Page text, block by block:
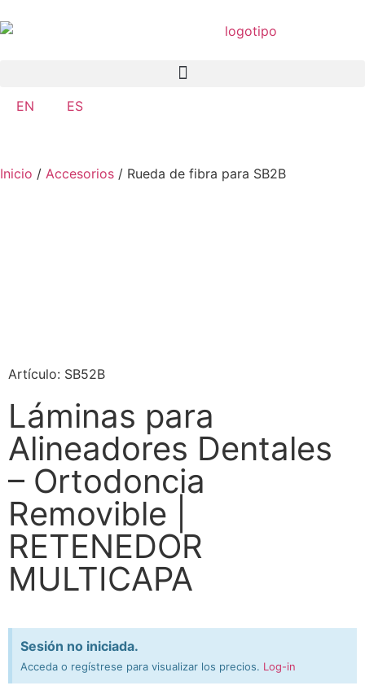
EN ES
Inicio / Accesorios / Rueda de fibra para SB2B
Artículo: SB52B
Láminas para
Alineadores Dentales
– Ortodoncia
Removible |
RETENEDOR
MULTICAPA
Sesión no iniciada.
Acceda o regístrese para visualizar los precios. Log-in